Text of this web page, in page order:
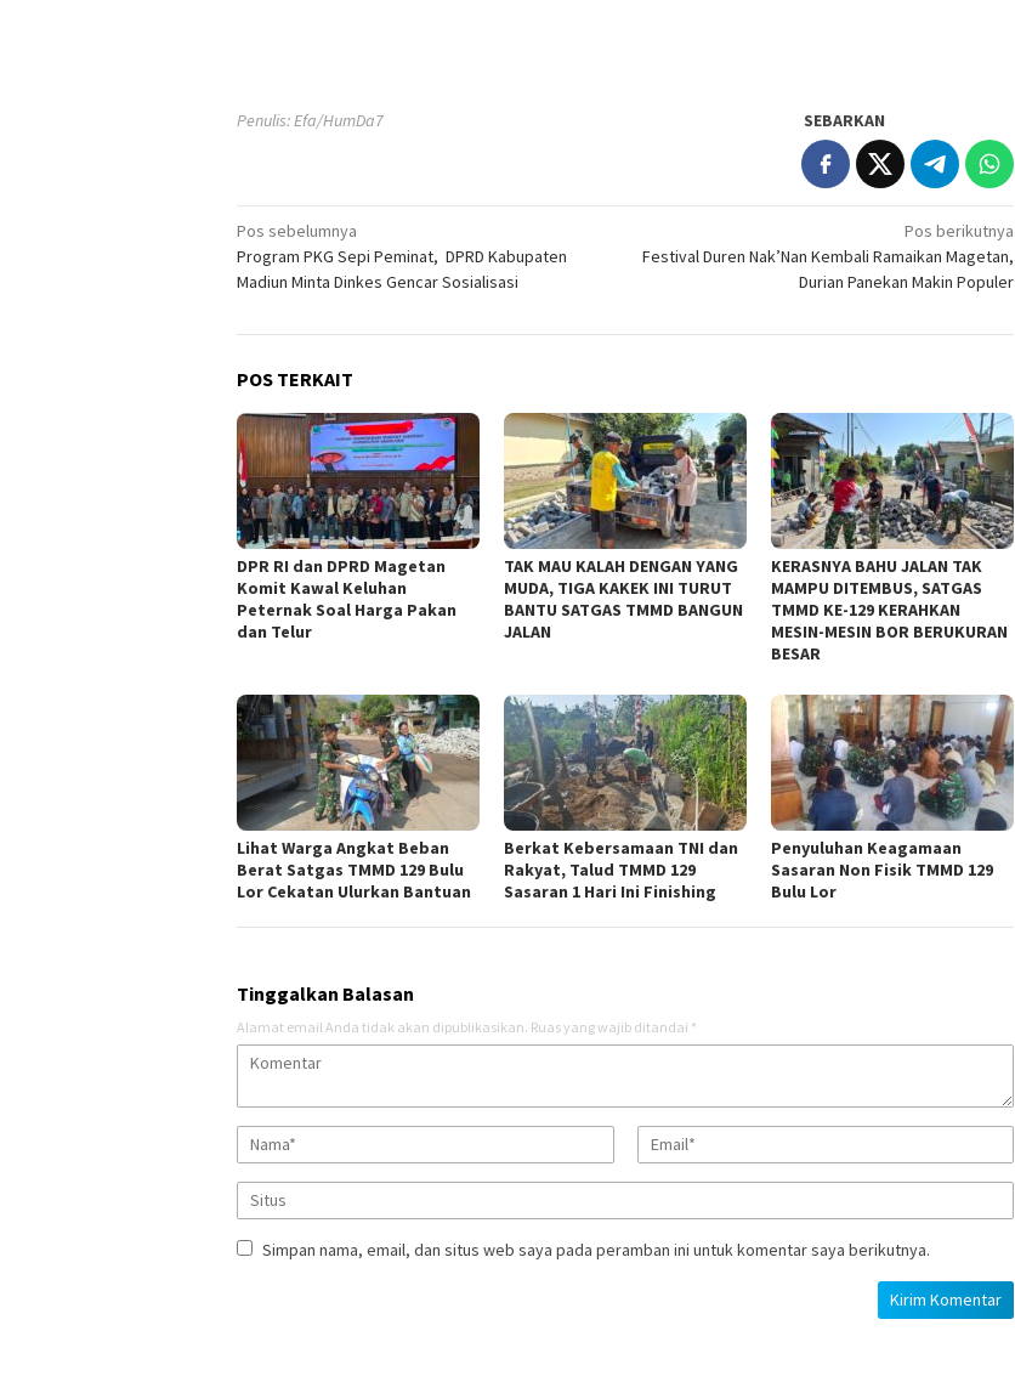
Penulis: Efa/HumDa7 SEBARKAN
Navigasi
pos
Pos sebelumnya
Program PKG Sepi Peminat, DPRD Kabupaten
Madiun Minta Dinkes Gencar Sosialisasi
Pos berikutnya
Festival Duren Nak’Nan Kembali Ramaikan Magetan,
Durian Panekan Makin Populer
POS TERKAIT
DPR RI dan DPRD Magetan
Komit Kawal Keluhan
Peternak Soal Harga Pakan
dan Telur
TAK MAU KALAH DENGAN YANG
MUDA, TIGA KAKEK INI TURUT
BANTU SATGAS TMMD BANGUN
JALAN
KERASNYA BAHU JALAN TAK
MAMPU DITEMBUS, SATGAS
TMMD KE-129 KERAHKAN
MESIN-MESIN BOR BERUKURAN
BESAR
Lihat Warga Angkat Beban
Berat Satgas TMMD 129 Bulu
Lor Cekatan Ulurkan Bantuan
Berkat Kebersamaan TNI dan
Rakyat, Talud TMMD 129
Sasaran 1 Hari Ini Finishing
Penyuluhan Keagamaan
Sasaran Non Fisik TMMD 129
Bulu Lor
Tinggalkan Balasan
Alamat email Anda tidak akan dipublikasikan. Ruas yang wajib ditandai *
Simpan nama, email, dan situs web saya pada peramban ini untuk komentar saya berikutnya.